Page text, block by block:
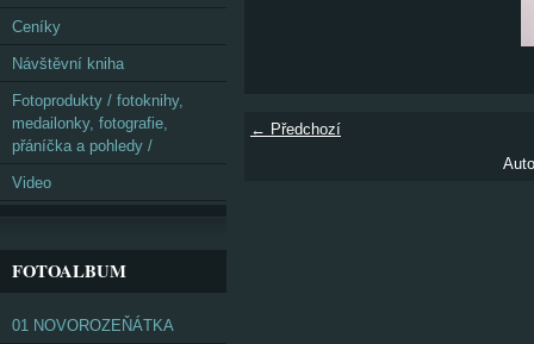
← Předchozí
Ceníky
Návštěvní kniha
Fotoprodukty / fotoknihy,
medailonky, fotografie,
přáníčka a pohledy /
Video
FOTOALBUM
01 NOVOROZEŇÁTKA